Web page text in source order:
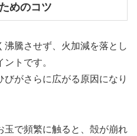
めのコツ
騰させず、火加減を落とし
トです。
がさらに広がる原因になり
玉で頻繁に触ると、殻が崩れ